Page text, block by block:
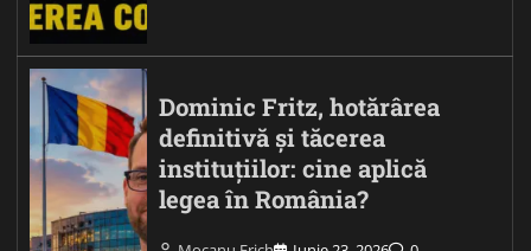
Dominic Fritz, hotărârea
definitivă și tăcerea
instituțiilor: cine aplică
legea în România?